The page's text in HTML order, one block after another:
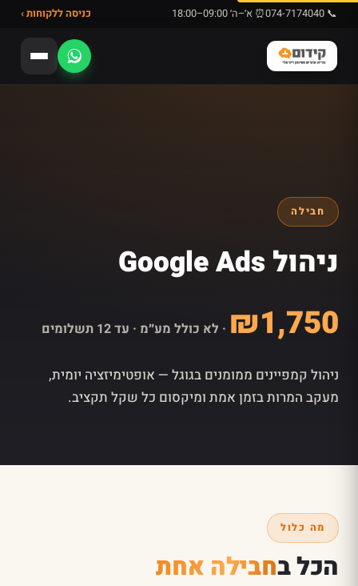
📞 074-7174040 ⏰ א׳–ה׳ 09:00–18:00 כניסה ללקוחות ›
חבילה
ניהול Google Ads
₪1,750 · לא כולל מע״מ · עד 12 תשלומים
ניהול קמפיינים ממומנים בגוגל — אופטימיזציה יומית,
מעקב המרות בזמן אמת ומיקסום כל שקל תקציב.
מה כלול
הכל בחבילה אחת